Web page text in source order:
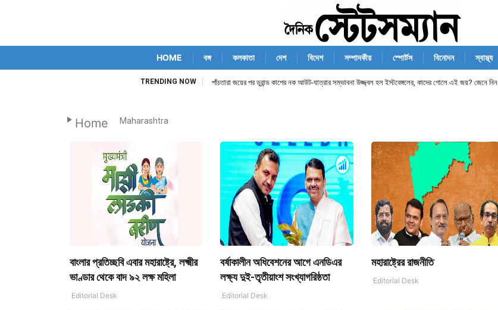
HOME বঙ্গ কলকাতা দেশ বিদেশ সম্পাদকীয় স্পোর্টস বিনোদন স্বাস্থ্য
TRENDING NOW পাঁচতারা জয়ের পর ডুরান্ড কাপের নক আউট-যাত্রার সম্ভাবনা উজ্জ্বল হল ইস্টবেঙ্গলের, কাদের গোলে এই জয়? জেনে নিন
Home Maharashtra
বাংলার প্রতিচ্ছবি এবার মহারাষ্ট্রে, লক্ষ্মীর
ভাণ্ডার থেকে বাদ ৯২ লক্ষ মহিলা
Editorial Desk
বর্ষাকালীন অধিবেশনের আগে এনডিএর
লক্ষ্য দুই-তৃতীয়াংশ সংখ্যাগরিষ্ঠতা
Editorial Desk
মহারাষ্ট্রের রাজনীতি
Editorial Desk